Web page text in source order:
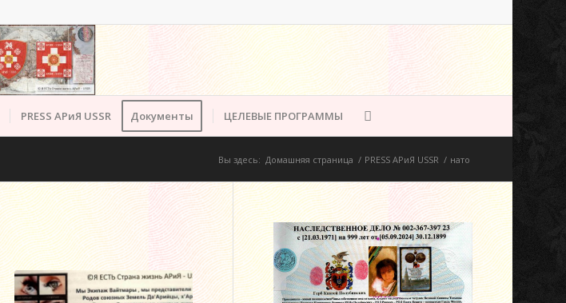
PRESS АРиЯ USSR Документы ЦЕЛЕВЫЕ ПРОГРАММЫ
Вы здесь: Домашняя страница / PRESS АРиЯ USSR / нато